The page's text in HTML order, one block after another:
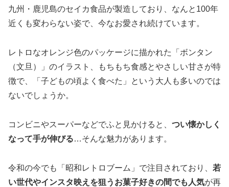
九州・鹿児島のセイカ食品が製造しており、なんと100年
近くも変わらない姿で、今なお愛され続けています。
レトロなオレンジ色のパッケージに描かれた「ボンタン
（文旦）」のイラスト、もちもち食感とやさしい甘さが特
徴で、「子どもの頃よく食べた」という大人も多いのでは
ないでしょうか。
コンビニやスーパーなどでふと見かけると、 つい懐かしく
なって手が伸びる…そんな魅力があります。
令和の今でも「昭和レトロブーム」で注目されており、 若
い世代やインスタ映えを狙うお菓子好きの間でも人気が再